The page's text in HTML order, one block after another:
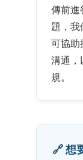
傳前進
題，
可協助
溝通，
規。
🔗 想